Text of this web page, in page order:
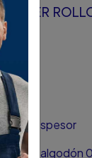
de espesor
de algodón